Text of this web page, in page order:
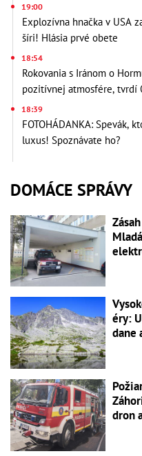
19:00
Explozívna hnačka v USA
šíri! Hlásia prvé obete
18:54
Rokovania s Iránom o
pozitívnej atmosfére, tvrdí
18:39
FOTOHÁDANKA: Spevák,
luxus! Spoznávate ho?
DOMÁCE SPRÁVY
éry:
dane
dron